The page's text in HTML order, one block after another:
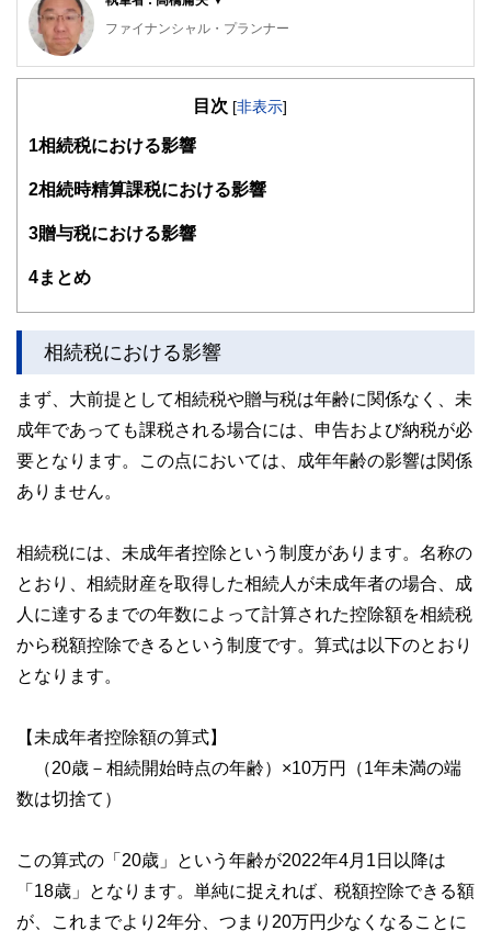
ファイナンシャル・プランナー
住宅ローンアドバイザー ,宅地建物取引士, マンション管理
サラリーマン生活２４年、その間１０回以上の転勤を経験
に努めるとともに、自らが経験した「サラリーマンの退職、
として、個別相談、セミナー講師など精力的に活動。また、
住者への支援を実施。妻と長女と犬１匹。
目次 [非表示]
1相続税における影響
2相続時精算課税における影響
3贈与税における影響
4まとめ
相続税における影響
まず、大前提として相続税や贈与税は年齢に関係なく、未
成年であっても課税される場合には、申告および納税が必
要となります。この点においては、成年年齢の影響は関係
ありません。
相続税には、未成年者控除という制度があります。名称の
とおり、相続財産を取得した相続人が未成年者の場合、成
人に達するまでの年数によって計算された控除額を相続税
から税額控除できるという制度です。算式は以下のとおり
となります。
【未成年者控除額の算式】
（20歳－相続開始時点の年齢）×10万円（1年未満の端
数は切捨て）
この算式の「20歳」という年齢が2022年4月1日以降は
「18歳」となります。単純に捉えれば、税額控除できる額
が、これまでより2年分、つまり20万円少なくなることに